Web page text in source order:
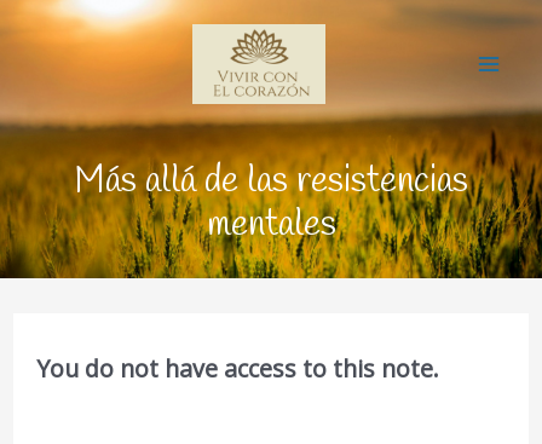
Más allá de las resistencias
mentales
You do not have access to this note.